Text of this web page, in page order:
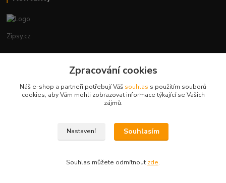
Zipsy.cz
+420774877333
obchod@zipsy.cz
Zpracování cookies
Náš e-shop a partneři potřebují Váš souhlas s použitím souborů
cookies, aby Vám mohli zobrazovat informace týkající se Vašich
zájmů.
Nastavení Souhlasím
Souhlas můžete odmítnout zde.